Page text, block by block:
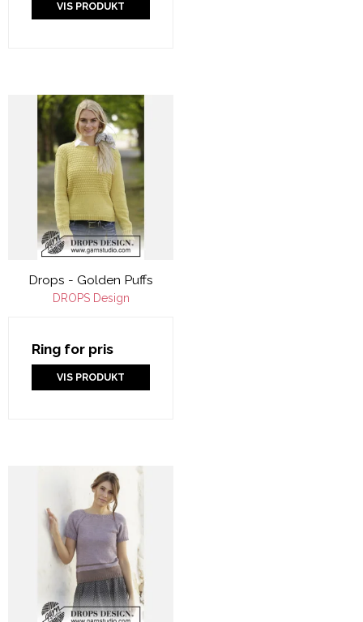
VIS PRODUKT
Drops - Golden Puffs
DROPS Design
Ring for pris
VIS PRODUKT